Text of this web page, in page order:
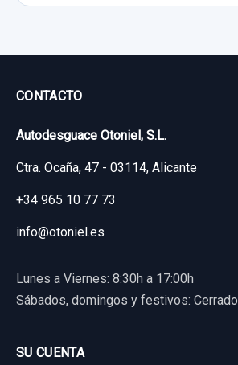
CONTACTO
Autodesguace Otoniel, S.L.
Ctra. Ocaña, 47 - 03114, Alicante
+34 965 10 77 73
info@otoniel.es
Lunes a Viernes: 8:30h a 17:00h
Sábados, domingos y festivos: Cerrado
SU CUENTA